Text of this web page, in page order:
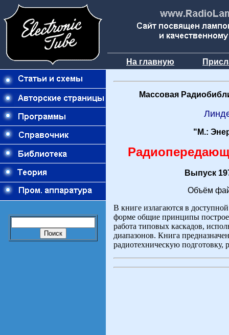
На главную
Массовая
"М.:
Выпуск
Объём
В книге излагаются в
форме общие принципы
работа типовых каскадов,
диапазонов. Книга
радиотехническую подготовку,